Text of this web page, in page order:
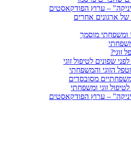
– ערוץ הפודקאסטים
של ארגונים אחרים
ומשפחתי מוסמך
זוגי?
שפונים לטיפול זוגי
הזוגי והמשפחתי
ומשפחתיים מסובסדים
זוגי ומשפחתי
– ערוץ הפודקאסטים